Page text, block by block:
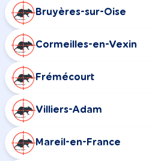
Bruyères-sur-Oise
Cormeilles-en-Vexin
Frémécourt
Villiers-Adam
Mareil-en-France